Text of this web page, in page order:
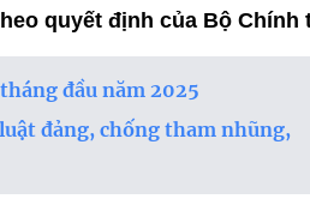
quyết định của Bộ Chính
đầu năm 2025
đảng, chống tham nhũng,